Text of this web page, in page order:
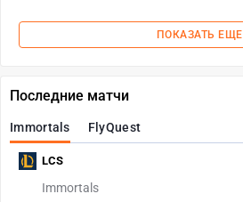
ПОКАЗАТЬ ЕЩЕ
Последние матчи
Immortals FlyQuest
Immortals
LCS